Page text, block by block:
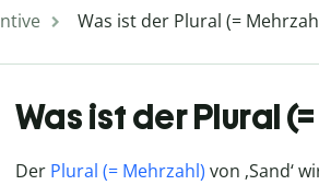
Was ist der Plural (=
Was ist der Plural
Der Plural (= Mehrzahl) von ‚Sand‘